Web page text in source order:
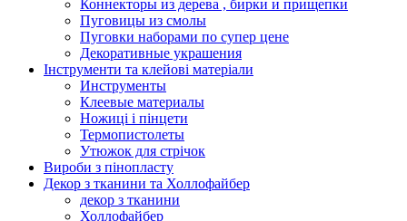
Коннекторы из дерева , бирки и прищепки
Пуговицы из смолы
Пуговки наборами по супер цене
Декоративные украшения
Інструменти та клейові матеріали
Инструменты
Клеевые материалы
Ножиці і пінцети
Термопистолеты
Утюжок для стрічок
Вироби з пінопласту
Декор з тканини та Холлофайбер
декор з тканини
Холлофайбер